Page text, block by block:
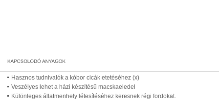
Hasznos tudnivalók a kóbor cicák etetéséhez (x)
Veszélyes lehet a házi készítésű macskaeledel
Különleges állatmenhely létesítéséhez keresnek régi fordokat.